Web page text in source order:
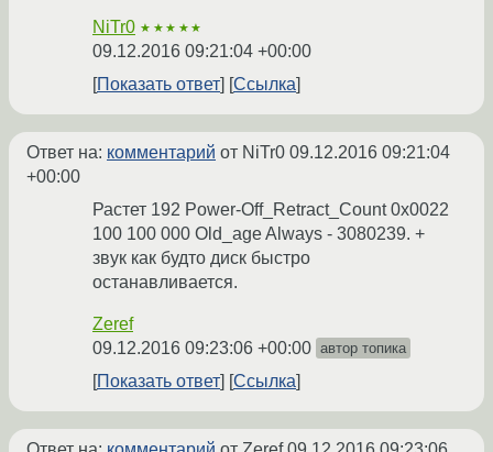
NiTr0 ★★★★★
09.12.2016 09:21:04 +00:00
Показать ответ
Ссылка
Ответ на: комментарий от NiTr0 09.12.2016 09:21:04
+00:00
Растет 192 Power-Off_Retract_Count 0x0022
100 100 000 Old_age Always - 3080239. +
звук как будто диск быстро
останавливается.
Zeref
09.12.2016 09:23:06 +00:00 автор топика
Показать ответ Ссылка